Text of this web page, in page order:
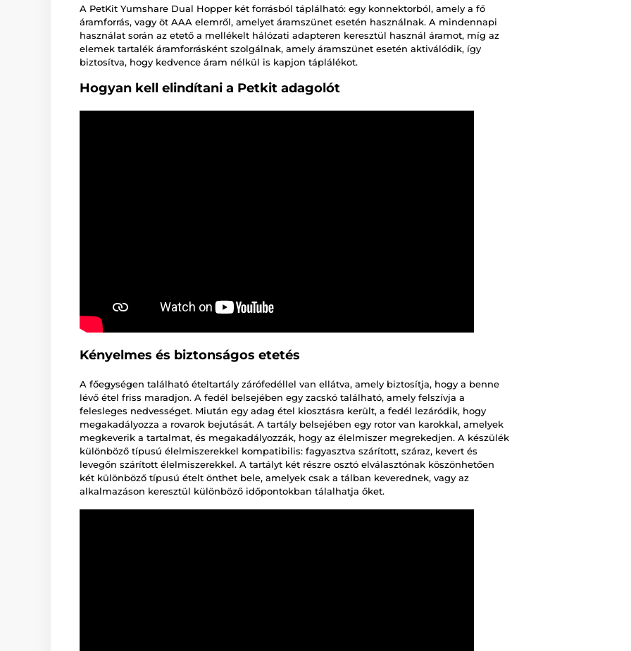
A PetKit Yumshare Dual Hopper két forrásból táplálható: egy konnektorból, amely a fő
áramforrás, vagy öt AAA elemről, amelyet áramszünet esetén használnak. A mindennapi
használat során az etető a mellékelt hálózati adapteren keresztül használ áramot, míg az
elemek tartalék áramforrásként szolgálnak, amely áramszünet esetén aktiválódik, így
biztosítva, hogy kedvence áram nélkül is kapjon táplálékot.
Hogyan kell elindítani a Petkit adagolót
Kényelmes és biztonságos etetés
A főegységen található ételtartály zárófedéllel van ellátva, amely biztosítja, hogy a benne
lévő étel friss maradjon. A fedél belsejében egy zacskó található, amely felszívja a
felesleges nedvességet. Miután egy adag étel kiosztásra került, a fedél lezáródik, hogy
megakadályozza a rovarok bejutását. A tartály belsejében egy rotor van karokkal, amelyek
megkeverik a tartalmat, és megakadályozzák, hogy az élelmiszer megrekedjen. A készülék
különböző típusú élelmiszerekkel kompatibilis: fagyasztva szárított, száraz, kevert és
levegőn szárított élelmiszerekkel. A tartályt két részre osztó elválasztónak köszönhetően
két különböző típusú ételt önthet bele, amelyek csak a tálban keverednek, vagy az
alkalmazáson keresztül különböző időpontokban tálalhatja őket.